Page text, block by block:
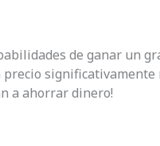
de ganar un
significativamente
a ahorrar dinero!